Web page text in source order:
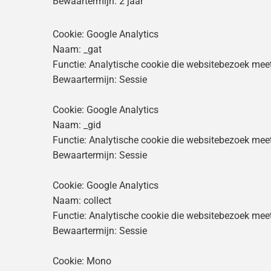
Cookie: Google Analytics
Naam: _gat
Functie: Analytische cookie die websitebezoek
Bewaartermijn: Sessie
Cookie: Google Analytics
Naam: _gid
Functie: Analytische cookie die websitebezoek
Bewaartermijn: Sessie
Cookie: Google Analytics
Naam: collect
Functie: Analytische cookie die websitebezoek
Bewaartermijn: Sessie
Cookie: Mono